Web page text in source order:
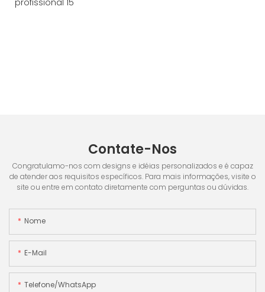
Contate-Nos
Congratulamo-nos com designs e idéias personalizados e é capaz
de atender aos requisitos específicos. Para mais informações, visite o
site ou entre em contato diretamente com perguntas ou dúvidas.
Nome
E-Mail
Telefone/WhatsApp